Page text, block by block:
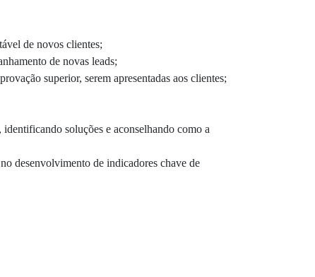
de novos clientes;
de novas leads;
superior, serem apresentadas aos clientes;
soluções e aconselhando como a
desenvolvimento de indicadores chave de